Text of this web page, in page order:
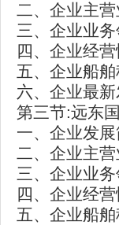
二、企业主
三、企业业
四、企业经
五、企业船
六、企业最
第三节:远东
一、企业发
二、企业主
三、企业业
四、企业经
五、企业船